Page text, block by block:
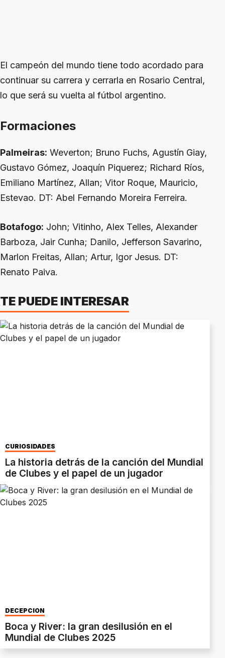
El campeón del mundo tiene todo acordado para
continuar su carrera y cerrarla en Rosario Central,
lo que será su vuelta al fútbol argentino.
Formaciones
Palmeiras: Weverton; Bruno Fuchs, Agustín Giay,
Gustavo Gómez, Joaquín Piquerez; Richard Ríos,
Emiliano Martínez, Allan; Vitor Roque, Mauricio,
Estevao. DT: Abel Fernando Moreira Ferreira.
Botafogo: John; Vitinho, Alex Telles, Alexander
Barboza, Jair Cunha; Danilo, Jefferson Savarino,
Marlon Freitas, Allan; Artur, Igor Jesus. DT:
Renato Paiva.
TE PUEDE INTERESAR
CURIOSIDADES
La historia detrás de la canción del Mundial
de Clubes y el papel de un jugador
DECEPCIÓN
Boca y River: la gran desilusión en el
Mundial de Clubes 2025